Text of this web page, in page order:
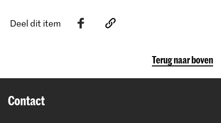
Deel dit item
Terug naar boven
Contact